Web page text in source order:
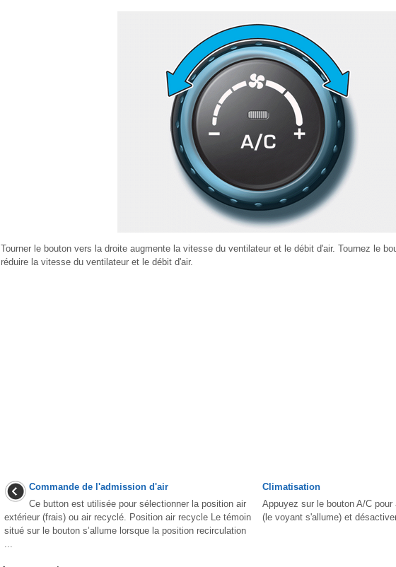
Tourner le bouton vers la droite augmente la vitesse du ventilateur et le débit d'air. Tournez le
réduire la vitesse du ventilateur et le débit d'air.
Commande de l'admission d'air
Ce button est utilisée pour sélectionner la position air
extérieur (frais) ou air recyclé. Position air recycle Le témoin
situé sur le bouton s’allume lorsque la position recirculation
...
Climatisation
Appuyez sur le bouton A/C
(le voyant s'allume) et